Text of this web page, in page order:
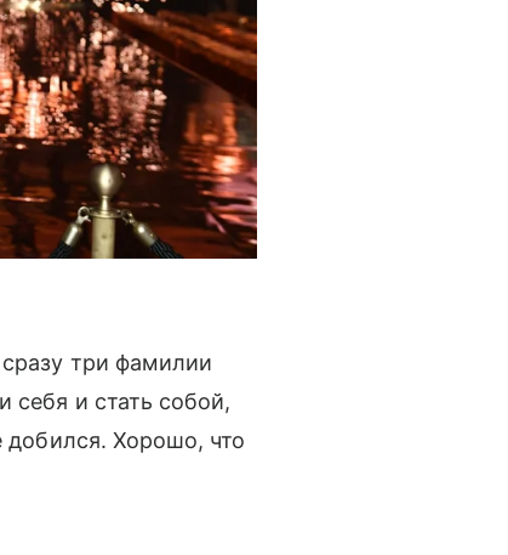
три фамилии
себя и стать собой,
добился. Хорошо, что